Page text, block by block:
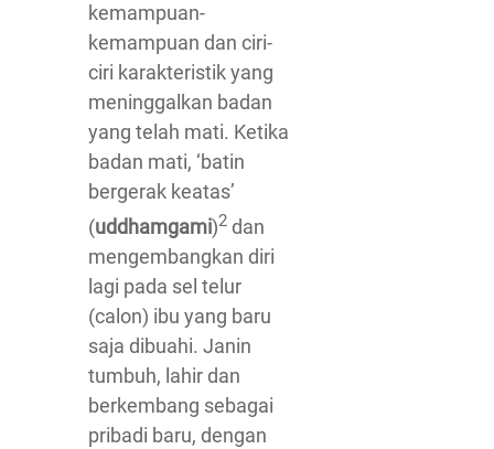
kemampuan-
kemampuan dan ciri-
ciri karakteristik yang
meninggalkan badan
yang telah mati. Ketika
badan mati, ‘batin
bergerak keatas’
(uddhamgami)2 dan
mengembangkan diri
lagi pada sel telur
(calon) ibu yang baru
saja dibuahi. Janin
tumbuh, lahir dan
berkembang sebagai
pribadi baru, dengan